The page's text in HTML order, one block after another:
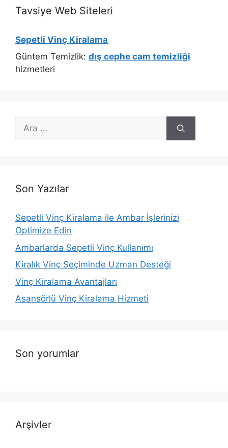
Tavsiye Web Siteleri
Sepetli Vinç Kiralama
Güntem Temizlik: dış cephe cam temizliği
hizmetleri
için
Son Yazılar
Sepetli Vinç Kiralama ile Ambar İşlerinizi
Optimize Edin
Ambarlarda Sepetli Vinç Kullanımı
Kiralık Vinç Seçiminde Uzman Desteği
Vinç Kiralama Avantajları
Asansörlü Vinç Kiralama Hizmeti
Son yorumlar
Arşivler